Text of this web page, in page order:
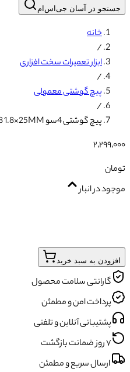
جستجو در آسان جی‌اس‌ام
خانه
/
ابزار تعمیرات سخت افزاری
/
پیچ گوشتی معمولی
/
پیچ گوشتی 4سو UD318 1.8×25MM
۲٬۲۹۹٬۰۰۰
تومان
موجود در انبار
افزودن به سبد خرید
گارانتی سلامت محصول
پرداخت امن و مطمئن
پشتیبانی آنلاین و تلفنی
۷ روز ضمانت بازگشت
ارسال سریع و مطمئن